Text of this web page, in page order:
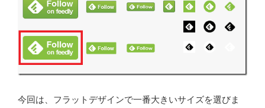
今回は、フラットデザインで一番大きいサイズを選びま